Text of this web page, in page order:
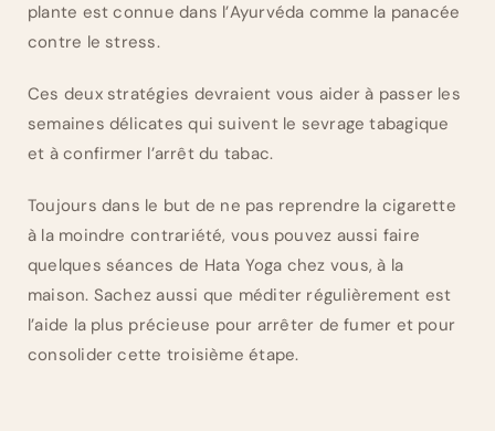
plante est connue dans l’Ayurvéda comme la panacée
contre le stress.
Ces deux stratégies devraient vous aider à passer les
semaines délicates qui suivent le sevrage tabagique
et à confirmer l’arrêt du tabac.
Toujours dans le but de ne pas reprendre la cigarette
à la moindre contrariété, vous pouvez aussi faire
quelques séances de Hata Yoga chez vous, à la
maison. Sachez aussi que méditer régulièrement est
l’aide la plus précieuse pour arrêter de fumer et pour
consolider cette troisième étape.